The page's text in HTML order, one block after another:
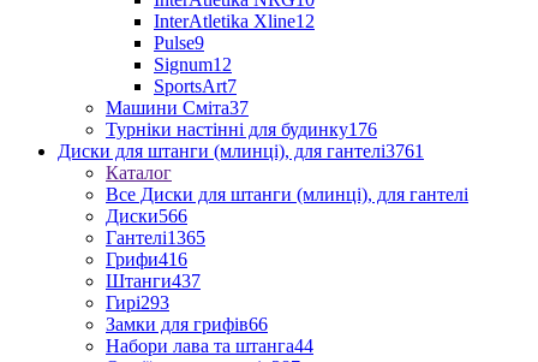
InterAtletika Xline12
Pulse9
Signum12
SportsArt7
Машини Сміта37
Турніки настінні для будинку176
Диски для штанги (млинці), для гантелі3761
Каталог
Все Диски для штанги (млинці), для гантелі
Диски566
Гантелі1365
Грифи416
Штанги437
Гирі293
Замки для грифів66
Набори лава та штанга44